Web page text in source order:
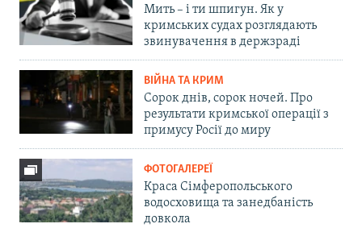
Мить – і ти шпигун. Як у
кримських судах розглядають
звинувачення в держзраді
ВІЙНА ТА КРИМ
Сорок днів, сорок ночей. Про
результати кримської операції з
примусу Росії до миру
ФОТОГАЛЕРЕЇ
Краса Сімферопольського
водосховища та занедбаність
довкола